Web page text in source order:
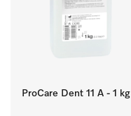
ProCare Dent 11 A - 1 kg